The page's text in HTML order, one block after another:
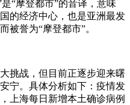
“摩登都市”的音译，意味
的经济中心，也是亚洲最发
被誉为“摩登都市”。
挑战，但目前正逐步迎来曙
宁。具体分析如下：疫情发
上海每日新增本土确诊病例